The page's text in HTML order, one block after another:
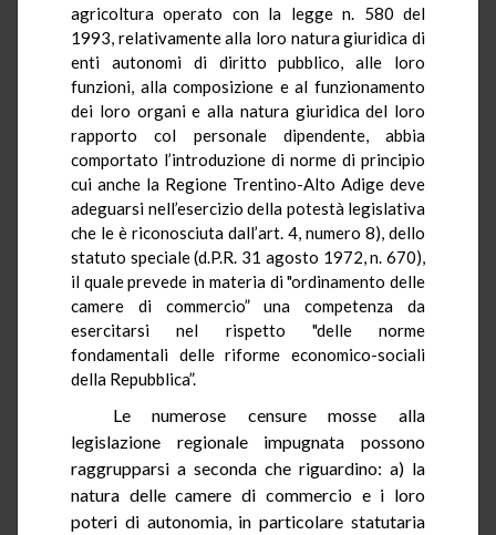
agricolturaoperato con la legge n. 580 del
1993, relativamente alla loro natura giuridica di
enti autonomi di diritto pubblico, alle loro
funzioni, alla composizione e al funzionamento
dei loro organi e alla natura giuridica del loro
rapporto col personale dipendente, abbia
comportato l’introduzione di norme di principio
cui anche la Regione Trentino-Alto Adige deve
adeguarsi nell’esercizio della potestà legislativa
che le è riconosciuta dall’art. 4, numero 8), dello
statuto speciale (d.P.R. 31 agosto 1972, n. 670),
il quale prevede in materia di "ordinamento delle
camere di commercio” una competenza da
esercitarsi nel rispetto "delle norme
fondamentali delle riforme economico-sociali
della Repubblica”.
Le numerose censure mosse alla
legislazione regionale impugnata possono
raggrupparsi a seconda che riguardino: a) la
natura delle camere di commercio e i loro
poteri di autonomia, in particolare statutaria